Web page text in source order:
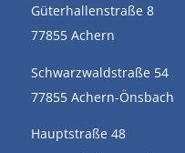
Güterhallenstraße 8
77855 Achern
Schwarzwaldstraße 54
77855 Achern-Önsbach
Hauptstraße 48